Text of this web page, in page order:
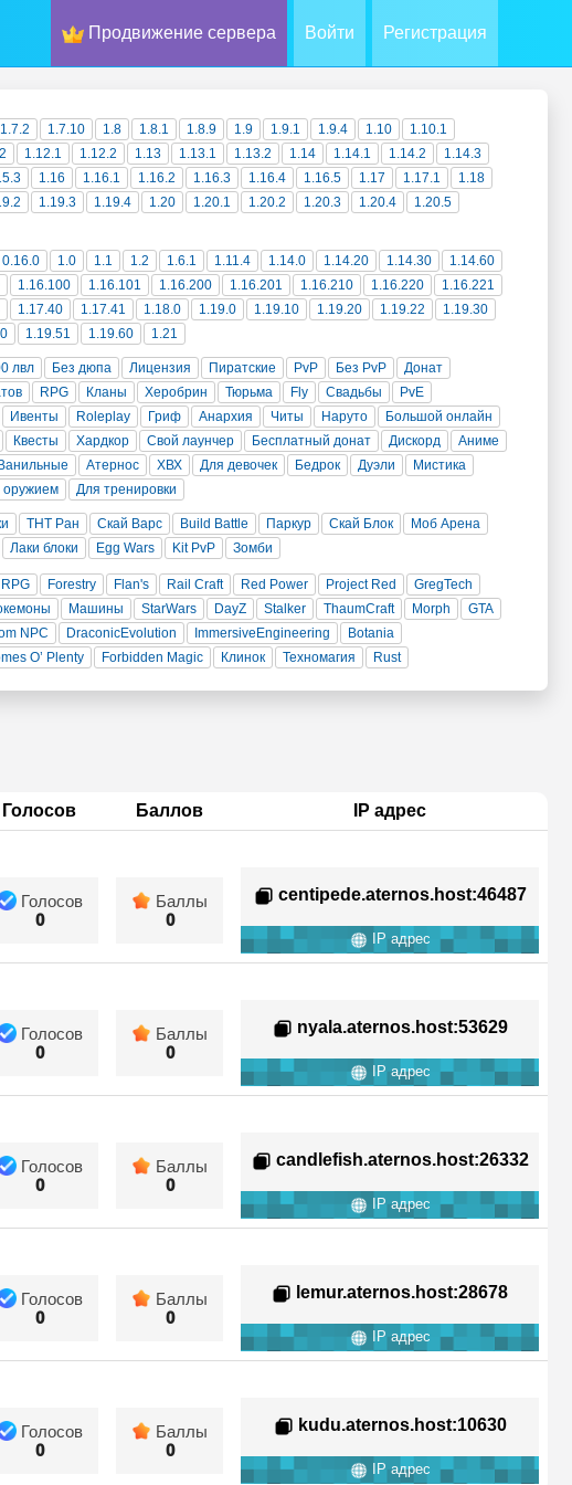
Продвижение сервера Войти Регистрация
1.7.2 1.7.10 1.8 1.8.1 1.8.9 1.9 1.9.1 1.9.4 1.10
1.10.1
1.12.1 1.12.2 1.13 1.13.1 1.13.2 1.14 1.14.1 1.14.2
1.14.3
1.16 1.16.1 1.16.2 1.16.3 1.16.4 1.16.5 1.17 1.17.1
1.18
1.19.3 1.19.4 1.20 1.20.1 1.20.2 1.20.3 1.20.4
1.20.5
0.16.0 1.0 1.1 1.2 1.6.1 1.11.4 1.14.0 1.14.20 1.14.30
1.14.60
1.16.100 1.16.101 1.16.200 1.16.201 1.16.210 1.16.220
1.16.221
1.17.40 1.17.41 1.18.0 1.19.0 1.19.10 1.19.20 1.19.22
1.19.30
1.19.51 1.19.60 1.21
лвл Без дюпа Лицензия Пиратские PvP Без PvP
Донат
RPG Кланы Херобрин Тюрьма Fly Свадьбы
PvE
Ивенты Roleplay Гриф Анархия Читы Наруто
Большой онлайн
Квесты Хардкор Свой лаунчер Бесплатный донат Дискорд
Аниме
Ванильные Атернос ХВХ Для девочек Бедрок Дуэли
Мистика
оружием Для тренировки
ТНТ Ран Скай Варс Build Battle Паркур Скай Блок
Моб Арена
Лаки блоки Egg Wars Kit PvP Зомби
Forestry Flan's Rail Craft Red Power Project Red
GregTech
Машины StarWars DayZ Stalker ThaumCraft Morph
GTA
NPC DraconicEvolution ImmersiveEngineering
Botania
O’ Plenty Forbidden Magic Клинок Техномагия Rust
Голосов Баллов IP адрес
Голосов
0
Баллы
0
centipede.aternos.host:46487
IP адрес
Голосов
0
Баллы
0
nyala.aternos.host:53629
IP адрес
Голосов
0
Баллы
0
candlefish.aternos.host:26332
IP адрес
Голосов
0
Баллы
0
lemur.aternos.host:28678
IP адрес
Голосов
0
Баллы
0
kudu.aternos.host:10630
IP адрес